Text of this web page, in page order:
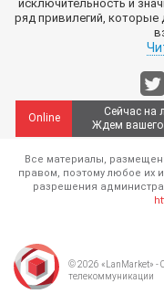
исключительность и
ряд привилегий, которые
Online
Сейчас на
Ждем вашего
© 2026 «LanMarket» -
телекоммуникации
Все материалы,
правом, поэтому любое их
разрешения